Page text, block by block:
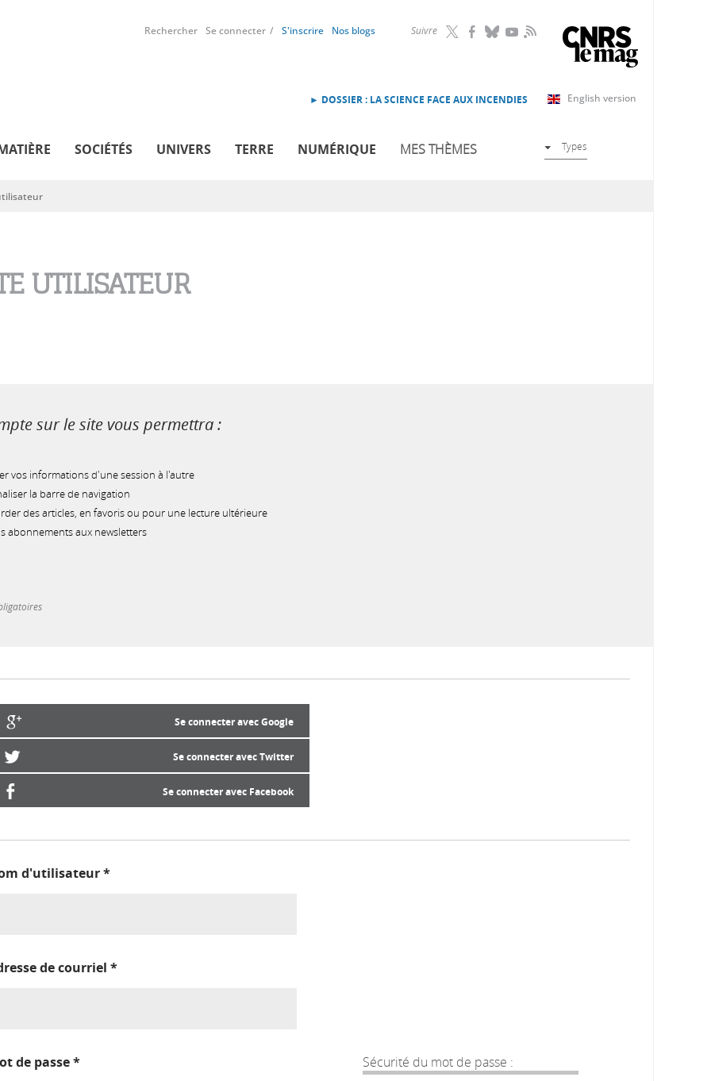
Suivre RSS
Rechercher Se connecter S'inscrire Nos blogs
English version
► DOSSIER : LA SCIENCE FACE AUX INCENDIES
SOCIÉTÉS UNIVERS TERRE NUMÉRIQUE MES THÈMES Types
UTILISATEUR
sur le site vous permettra :
vos informations d'une session à l'autre
la barre de navigation
des articles, en favoris ou pour une lecture ultérieure
abonnements aux newsletters
Se connecter avec Google
Se connecter avec Twitter
Se connecter avec Facebook
d'utilisateur*
de courriel *
Sécurité du mot de passe :
de passe*